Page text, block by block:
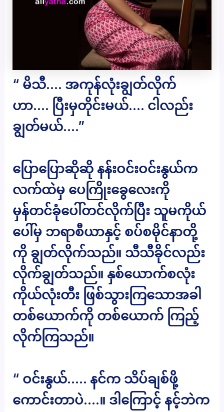
“ မိသီ…. အကုန်လုံးချွတ်လိုက်
ဟာ…. ပြီးမှတိုင်းမယ်…. ငါလည်း
ချွတ်မယ်….”
ပြောပြောဆိုဆို နန်းဝင်းဝင်းနွယ်က
လက်ထဲမှ ပေကြိုးခွေလေးကို
မှန်တင်ခုံပေါ်တင်လိုက်ပြီး သူမကိုယ်
ပေါ်မှ ဘရာစီယာနှင့် စပ်စမိုင်နာတို့
ကို ချွတ်လိုက်သည်။ သီသီခိုင်လည်း
လိုက်ချွတ်သည်။ နှစ်ယောက်စလုံး
ကိုယ်လုံးတီး ဖြစ်သွားကြသောအခါ
တစ်ယောက်ကို တစ်ယောက် ကြည့်
လိုက်ကြသည်။
“ ဝင်းနွယ်….. နင်က သိပ်ချစ်ဖို့
ကောင်းတာပဲ….။ ဒါကြောင့် နင့်ဘဲက